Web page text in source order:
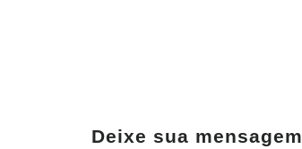
Deixe sua mensagem